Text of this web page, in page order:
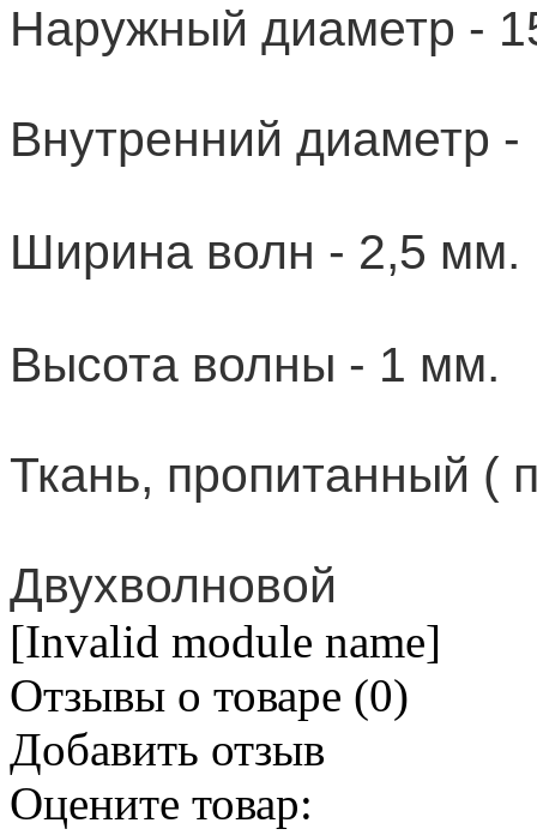
Наружный диаметр -
Внутренний диаметр
Ширина волн - 2,5 мм.
Высота волны - 1 мм.
Ткань, пропитанный (
Двухволновой
[Invalid module name]
Отзывы о товаре (0)
Добавить отзыв
Оцените товар: